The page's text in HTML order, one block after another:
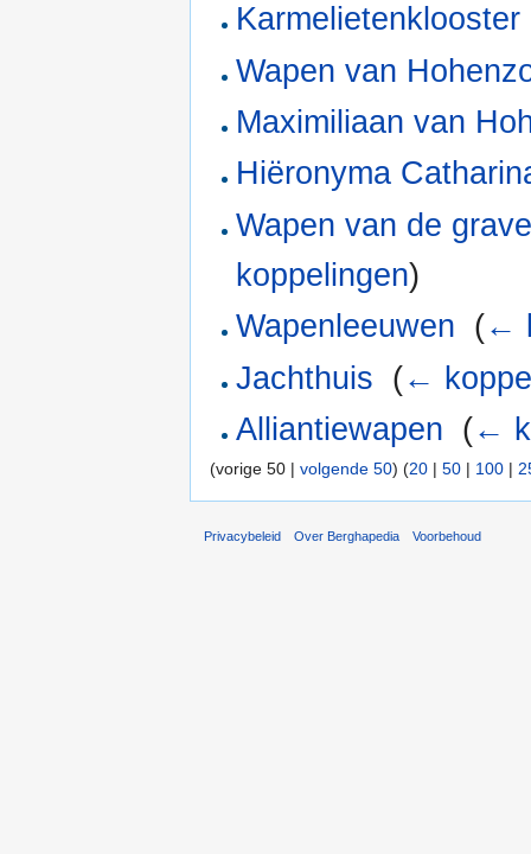
Wapen van
Maximiliaan van
Hiëronyma
Wapen van de
koppelingen)
Wapenleeuwen (←
Jachthuis (←
Alliantiewapen (←
(vorige 50 | volgende 50) (20 | 50 | 100 |
Privacybeleid Over Berghapedia Voorbehoud